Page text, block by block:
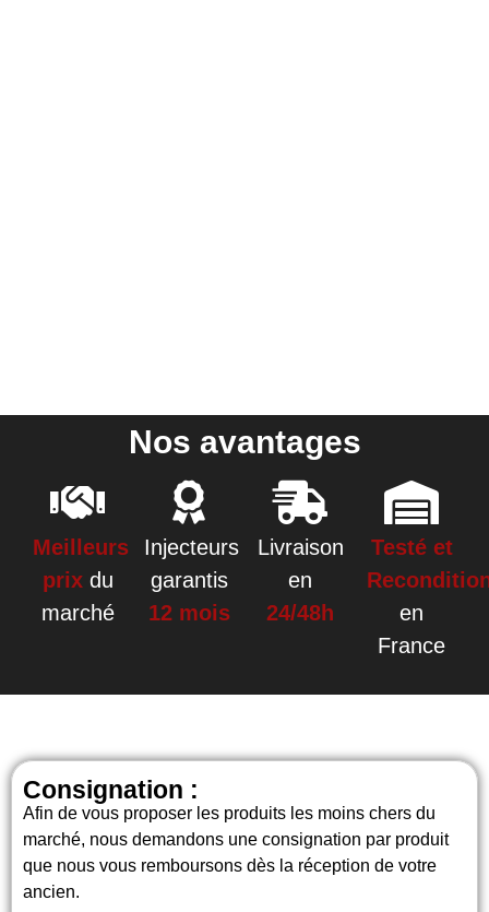
Nos avantages
Meilleurs
prixdu
marché
Injecteurs
garantis
12 mois
Livraison
en
24/48h
Testé et
en
France
Consignation :
Afin de vous proposer les produits les moins chers du
marché, nous demandons une consignation par produit
que nous vous remboursons dès la réception de votre
ancien.